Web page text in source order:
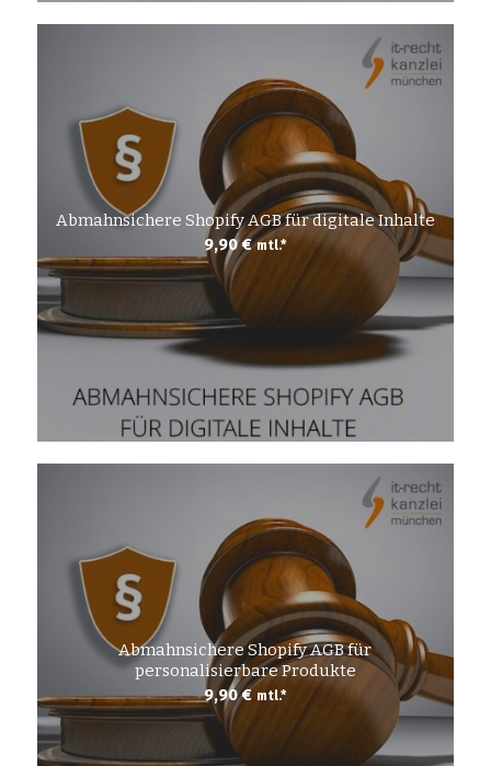
Abmahnsichere Shopify AGB für digitale Inhalte
9,90€ mtl.*
Abmahnsichere Shopify AGB für
personalisierbare Produkte
9,90€ mtl.*